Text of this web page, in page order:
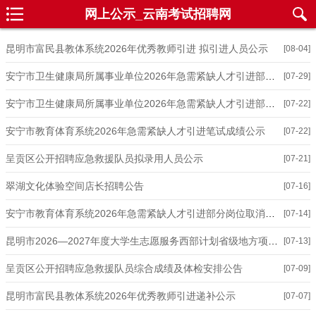
网上公示_云南考试招聘网
[08-04]
昆明市富民县教体系统2026年优秀教师引进 拟引进人员公示
[07-29]
安宁市卫生健康局所属事业单位2026年急需紧缺人才引进部分免笔试岗位加试笔试公告
[07-22]
安宁市卫生健康局所属事业单位2026年急需紧缺人才引进部分岗位取消、降低开考比例和加试笔试公告
[07-22]
安宁市教育体育系统2026年急需紧缺人才引进笔试成绩公示
[07-21]
呈贡区公开招聘应急救援队员拟录用人员公示
[07-16]
翠湖文化体验空间店长招聘公告
[07-14]
安宁市教育体育系统2026年急需紧缺人才引进部分岗位取消公告
[07-13]
昆明市2026—2027年度大学生志愿服务西部计划省级地方项目志愿者拟录用人员 名单公示
[07-09]
呈贡区公开招聘应急救援队员综合成绩及体检安排公告
[07-07]
昆明市富民县教体系统2026年优秀教师引进递补公示